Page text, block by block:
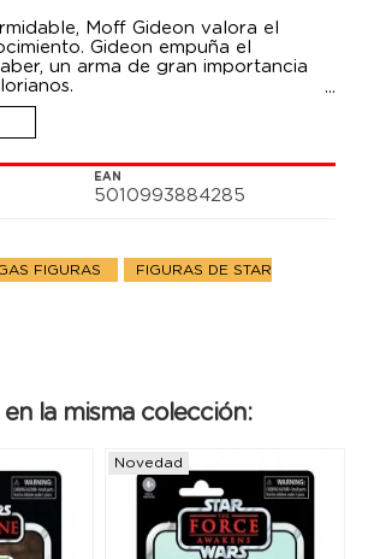
Moff Gideon valora el
Gideon empuña el
un arma de gran importancia
detalles premium y múltiples puntos
en la serie The
figura a escala de 9,5 cm de la
de Star Wars Colección Grafito es
para los fans y coleccionistas de
EAN
5010993884285
FIGURAS FIGURAS DE STAR
la misma colección:
Novedad